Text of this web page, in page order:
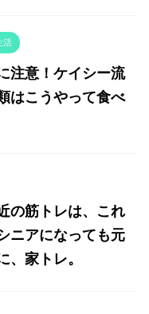
活
注意！ケイシー流
はこうやって食べ
の筋トレは、これ
ニアになっても元
、家トレ。